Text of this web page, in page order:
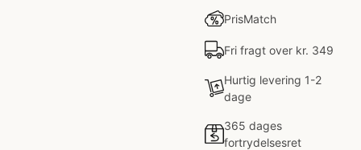
PrisMatch
Fri fragt over kr. 349
Hurtig levering 1-2
dage
365 dages
fortrydelsesret